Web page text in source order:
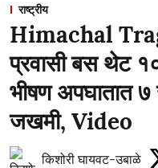
राष्ट्रीय
Himachal
प्रवासी बस थेट
भीषण अपघातात
जखमी, Video
किशोरी घायवट-उबाळे